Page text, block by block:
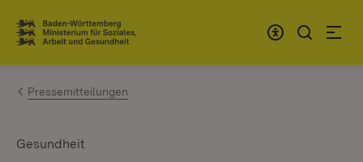
Zum Inhalt springen
Link zur Startseite
Pressemitteilungen
Gesundheit